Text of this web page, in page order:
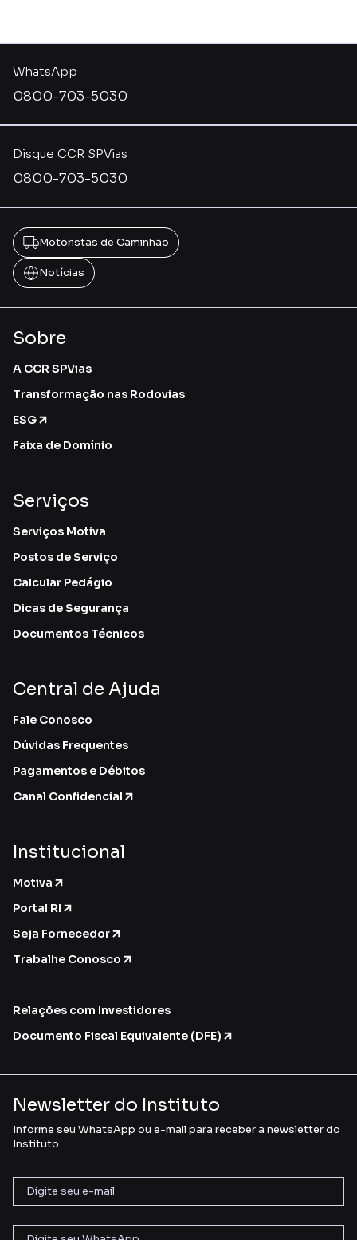
Disque CCR SPVias
0800-703-5030
WhatsApp
0800-703-5030
Motoristas de Caminhão
Notícias
Sobre
A CCR SPVias
Transformação nas Rodovias
ESG
Faixa de Domínio
Serviços
Serviços Motiva
Postos de Serviço
Calcular Pedágio
Dicas de Segurança
Documentos Técnicos
Central de Ajuda
Fale Conosco
Dúvidas Frequentes
Pagamentos e Débitos
Canal Confidencial
Institucional
Motiva
Portal RI
Seja Fornecedor
Trabalhe Conosco
Relações com Investidores
Documento Fiscal Equivalente (DFE)
Newsletter do Instituto
Informe seu WhatsApp ou e-mail para receber a newsletter do
Instituto